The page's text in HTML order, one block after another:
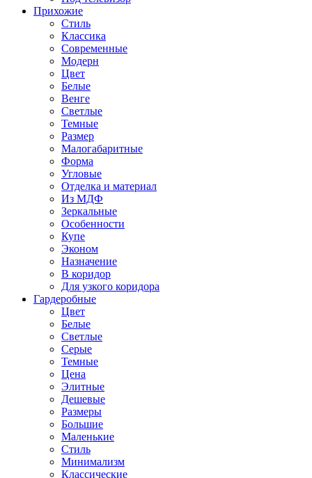
Прихожие
Стиль
Классика
Современные
Модерн
Цвет
Белые
Венге
Светлые
Темные
Размер
Малогабаритные
Форма
Угловые
Отделка и материал
Из МДФ
Зеркальные
Особенности
Купе
Эконом
Назначение
В коридор
Для узкого коридора
Гардеробные
Цвет
Белые
Светлые
Серые
Темные
Цена
Элитные
Дешевые
Размеры
Большие
Маленькие
Стиль
Минимализм
Классические